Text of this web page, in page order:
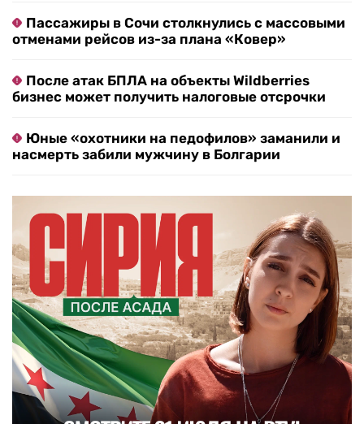
Пассажиры в Сочи столкнулись с массовыми
отменами рейсов из-за плана «Ковер»
После атак БПЛА на объекты Wildberries
бизнес может получить налоговые отсрочки
Юные «охотники на педофилов» заманили и
насмерть забили мужчину в Болгарии